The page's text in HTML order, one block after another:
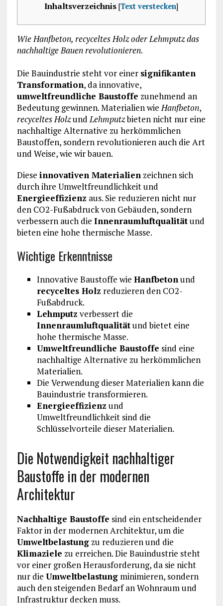
Inhaltsverzeichnis [Text verstecken]
Wie Hanfbeton, recyceltes Holz oder Lehmputz das
nachhaltige Bauen revolutionieren.
Die Bauindustrie steht vor einer signifikanten
Transformation, da innovative,
umweltfreundliche Baustoffe zunehmend an
Bedeutung gewinnen. Materialien wieHanfbeton,
recyceltes HolzundLehmputzbieten nicht nur eine
nachhaltige Alternative zu herkömmlichen
Baustoffen, sondern revolutionieren auch die Art
und Weise, wie wir bauen.
Diese innovativen Materialienzeichnen sich
durch ihre Umweltfreundlichkeit und
Energieeffizienz aus. Sie reduzieren nicht nur
den CO2-Fußabdruck von Gebäuden, sondern
verbessern auch die Innenraumluftqualitätund
bieten eine hohe thermische Masse.
Wichtige Erkenntnisse
Innovative Baustoffe wie Hanfbetonund
recyceltes Holz reduzieren den CO2-
Fußabdruck.
Lehmputz verbessert die
Innenraumluftqualitätund bietet eine
hohe thermische Masse.
Umweltfreundliche Baustoffe sind eine
nachhaltige Alternative zu herkömmlichen
Materialien.
Die Verwendung dieser Materialien kann die
Bauindustrie transformieren.
Energieeffizienz und
Umweltfreundlichkeit sind die
Schlüsselvorteile dieser Materialien.
Die Notwendigkeit nachhaltiger
Baustoffe in der modernen
Architektur
Nachhaltige Baustoffe sind ein entscheidender
Faktor in der modernen Architektur, um die
Umweltbelastungzu reduzieren und die
Klimaziele zu erreichen. Die Bauindustrie steht
vor einer großen Herausforderung, da sie nicht
nur die Umweltbelastungminimieren, sondern
auch den steigenden Bedarf an Wohnraum und
Infrastruktur decken muss.